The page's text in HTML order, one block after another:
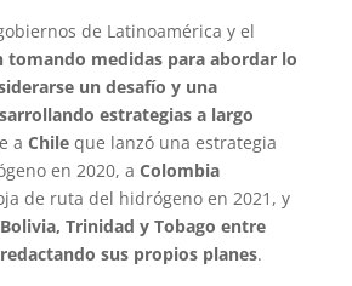
de Latinoamérica y el
tomando medidas para abordar lo
un desafío y una
estrategias a largo
a Chileque lanzó una estrategia
en 2020, a Colombia
de ruta del hidrógeno en 2021, y
Trinidad y Tobago entre
sus propios planes.